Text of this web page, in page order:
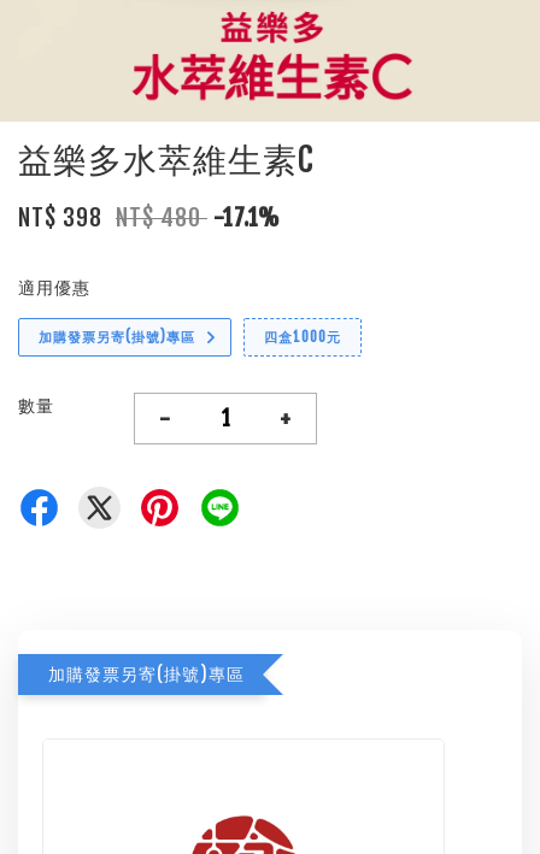
益樂多水萃維生素C
NT$ 398 NT$ 480 -17.1%
適用優惠
加購發票另寄(掛號)專區 四盒1000元
數量 - +
加購發票另寄(掛號)專區